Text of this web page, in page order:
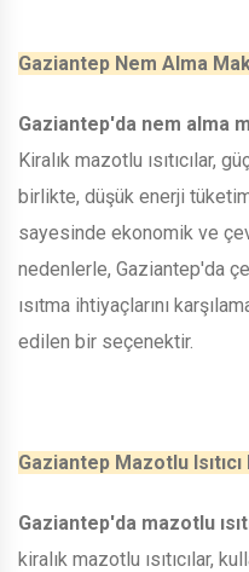
Gaziantep Nem Alma
Gaziantep'da nem alma
Kiralık mazotlu ısıtıcılar,
birlikte, düşük enerji
sayesinde ekonomik ve
nedenlerle, Gaziantep'da
ısıtma ihtiyaçlarını
edilen bir seçenektir.
Gaziantep Mazotlu
Gaziantep'da mazotlu
kiralık mazotlu ısıtıcılar,